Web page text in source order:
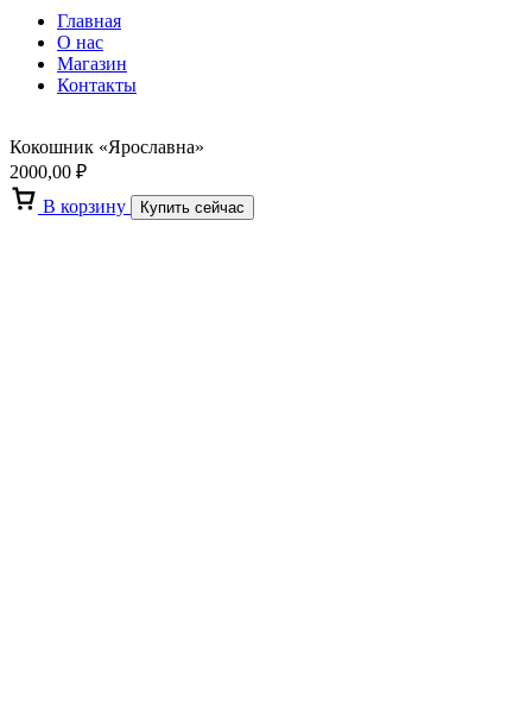
Главная
О нас
Магазин
Контакты
Кокошник «Ярославна»
2000,00 ₽
В корзину
Купить сейчас